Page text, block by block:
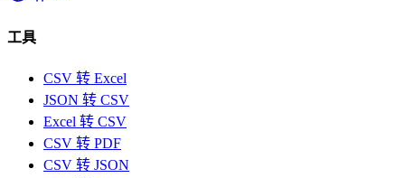
工具
CSV 转 Excel
JSON 转 CSV
Excel 转 CSV
CSV 转 PDF
CSV 转 JSON